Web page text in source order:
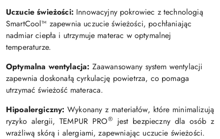
Uczucie świeżości: Innowacyjny pokrowiec z technologią
SmartCool™ zapewnia uczucie świeżości, pochłaniając
nadmiar ciepła i utrzymuje materac w optymalnej
temperaturze.
Optymalna wentylacja: Zaawansowany system wentylacji
zapewnia doskonałą cyrkulację powietrza, co pomaga
utrzymać świeżość materaca.
Hipoalergiczny: Wykonany z materiałów, które minimalizują
ryzyko alergii, TEMPUR PRO®
jest bezpieczny dla osób z
wrażliwą skórą i alergiami, zapewniając uczucie świeżości.